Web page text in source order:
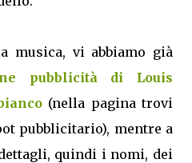
musica, vi abbiamo già
pubblicità di Louis
(nella pagina trovi
pubblicitario), mentre a
quindi i nomi, dei